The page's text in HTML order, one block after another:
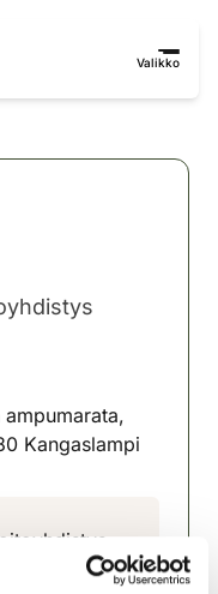
Valikko
Kangaslampi